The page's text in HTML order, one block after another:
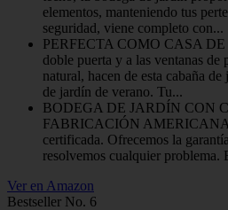
elementos, manteniendo tus
seguridad, viene completo con...
PERFECTA COMO CASA
doble puerta y a las ventanas
natural, hacen de esta cabaña
de jardín de verano. Tu...
BODEGA DE JARDÍN CON
FABRICACIÓN
certificada. Ofrecemos la
resolvemos cualquier problema.
Ver en Amazon
Bestseller No. 6